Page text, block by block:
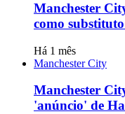
Manchester
como
Há 1 mês
Manchester City
Manchester
'anúncio' de